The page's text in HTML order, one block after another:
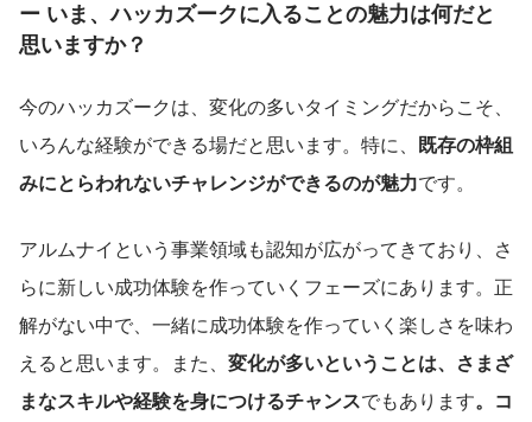
ー いま、ハッカズークに入ることの魅力は何だと
思いますか？
今のハッカズークは、変化の多いタイミングだからこそ、
いろんな経験ができる場だと思います。特に、 既存の枠組
みにとらわれないチャレンジができるのが魅力です。
アルムナイという事業領域も認知が広がってきており、さ
らに新しい成功体験を作っていくフェーズにあります。正
解がない中で、一緒に成功体験を作っていく楽しさを味わ
えると思います。また、 変化が多いということは、さまざ
まなスキルや経験を身につけるチャンスでもあります。コ